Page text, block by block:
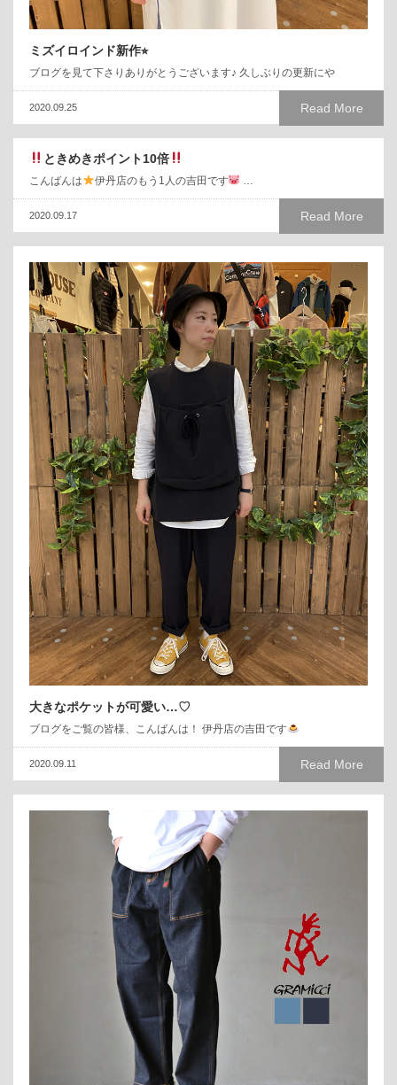
ミズイロインド新作⭐︎
ブログを見て下さりありがとうございます♪ 久しぶりの更新にや
Read More
2020.09.25
ときめきポイント10倍
こんばんは 伊丹店のもう1人の吉田です …
Read More
2020.09.17
大きなポケットが可愛い…♡
ブログをご覧の皆様、こんばんは！ 伊丹店の吉田です
Read More
2020.09.11